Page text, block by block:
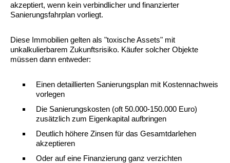
akzeptiert, wenn kein verbindlicher und finanzierter
Sanierungsfahrplan vorliegt.
Diese Immobilien gelten als "toxische Assets" mit
unkalkulierbarem Zukunftsrisiko. Käufer solcher Objekte
müssen dann entweder:
Einen detaillierten Sanierungsplan mit Kostennachweis
vorlegen
Die Sanierungskosten (oft 50.000-150.000 Euro)
zusätzlich zum Eigenkapital aufbringen
Deutlich höhere Zinsen für das Gesamtdarlehen
akzeptieren
Oder auf eine Finanzierung ganz verzichten